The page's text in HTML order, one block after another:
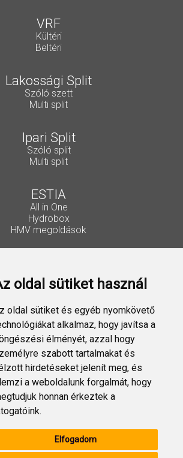
oldal sütiket használ
oldal sütiket és egyéb nyomkövető
alkalmaz, hogy javítsa a
élményét, azzal hogy
szabott tartalmakat és
hirdetéseket jelenít meg, és
a weboldalunk forgalmát, hogy
honnan érkeztek a
Elfogadom
VRF
Kültéri
Beltéri
Lakossági Split
Szóló szett
Multi split
Ipari Split
Szóló split
Multi split
ESTIA
All in One
Hydrobox
HMV megoldások
Lakossági Split
Ipari Split
ESTIA
Szellőztetés
Folyadékhűtő
USX EDGE
Design Split